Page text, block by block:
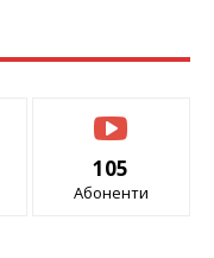
105
Абоненти